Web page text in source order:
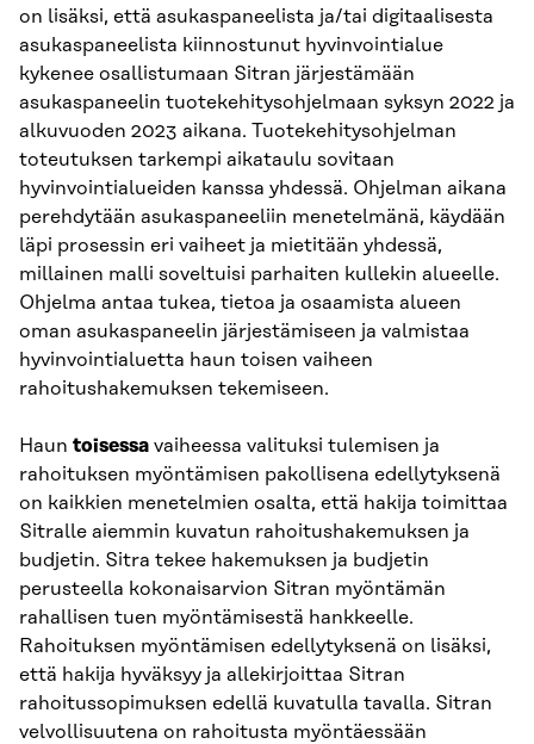
on lisäksi, että asukaspaneelista ja/tai digitaalisesta
asukaspaneelista kiinnostunut hyvinvointialue
kykenee osallistumaan Sitran järjestämään
asukaspaneelin tuotekehitysohjelmaan syksyn 2022 ja
alkuvuoden 2023 aikana. Tuotekehitysohjelman
toteutuksen tarkempi aikataulu sovitaan
hyvinvointialueiden kanssa yhdessä. Ohjelman aikana
perehdytään asukaspaneeliin menetelmänä, käydään
läpi prosessin eri vaiheet ja mietitään yhdessä,
millainen malli soveltuisi parhaiten kullekin alueelle.
Ohjelma antaa tukea, tietoa ja osaamista alueen
oman asukaspaneelin järjestämiseen ja valmistaa
hyvinvointialuetta haun toisen vaiheen
rahoitushakemuksen tekemiseen.
Haun toisessa vaiheessa valituksi tulemisen ja
rahoituksen myöntämisen pakollisena edellytyksenä
on kaikkien menetelmien osalta, että hakija toimittaa
Sitralle aiemmin kuvatun rahoitushakemuksen ja
budjetin. Sitra tekee hakemuksen ja budjetin
perusteella kokonaisarvion Sitran myöntämän
rahallisen tuen myöntämisestä hankkeelle.
Rahoituksen myöntämisen edellytyksenä on lisäksi,
että hakija hyväksyy ja allekirjoittaa Sitran
rahoitussopimuksen edellä kuvatulla tavalla. Sitran
velvollisuutena on rahoitusta myöntäessään